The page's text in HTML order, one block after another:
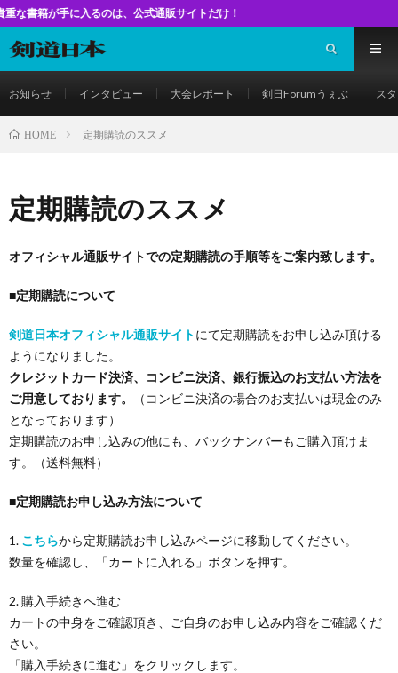
入るのは、公式通販サイトだけ！
お知らせ インタビュー 大会レポート 剣日Forumうぇぶ ス
HOME 定期購読のススメ
定期購読のススメ
オフィシャル通販サイトでの定期購読の手順等をご案内致します。
■定期購読について
剣道日本オフィシャル通販サイトにて定期購読をお申し込み頂ける
ようになりました。
クレジットカード決済、コンビニ決済、銀行振込のお支払い方法を
ご用意しております。
（コンビニ決済の場合のお支払いは現金のみ
となっております）
定期購読のお申し込みの他にも、バックナンバーもご購入頂けま
す。（送料無料）
■定期購読お申し込み方法について
1. こちらから定期購読お申し込みページに移動してください。
数量を確認し、「カートに入れる」ボタンを押す。
2. 購入手続きへ進む
カートの中身をご確認頂き、ご自身のお申し込み内容をご確認くだ
さい。
「購入手続きに進む」をクリックします。